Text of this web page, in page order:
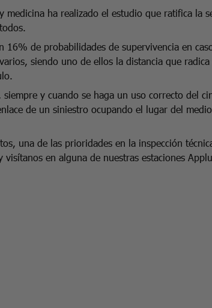
medicina ha realizado el estudio que ratifica la
16% de probabilidades de supervivencia en
siendo uno de ellos la distancia que
y cuando se haga un uso correcto del
de un siniestro ocupando el lugar del
una de las prioridades en la inspección
visítanos en alguna de nuestras estaciones